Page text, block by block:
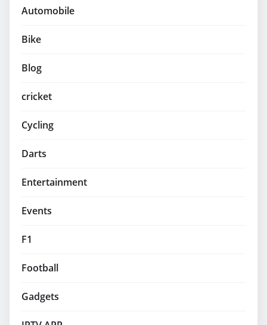
Automobile
Bike
Blog
cricket
Cycling
Darts
Entertainment
Events
F1
Football
Gadgets